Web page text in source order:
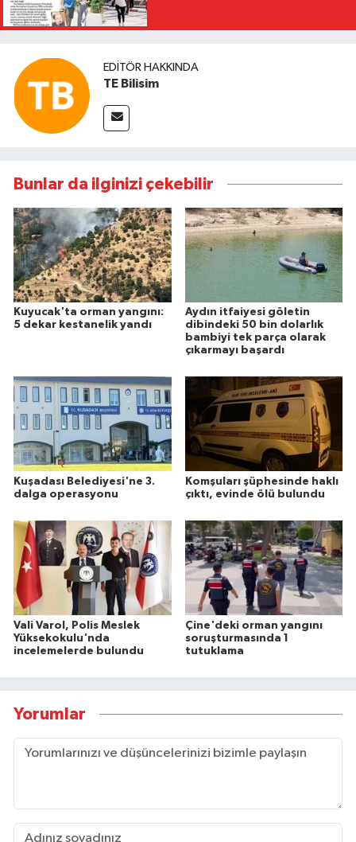
EDITÖR HAKKINDA
TE Bilisim
Bunlar da ilginizi çekebilir
Kuyucak'ta orman yangını:
5 dekar kestanelik yandı
Aydın itfaiyesi göletin
dibindeki 50 bin dolarlık
bambiyi tek parça olarak
çıkarmayı başardı
Kuşadası Belediyesi'ne 3.
dalga operasyonu
Komşuları şüphesinde haklı
çıktı, evinde ölü bulundu
Vali Varol, Polis Meslek
Yüksekokulu'nda
incelemelerde bulundu
Çine'deki orman yangını
soruşturmasında 1
tutuklama
Yorumlar